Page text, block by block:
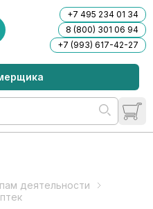
+7 495 234 01 34
8 (800) 301 06 94
+7 (993) 617-42-27
деятельности